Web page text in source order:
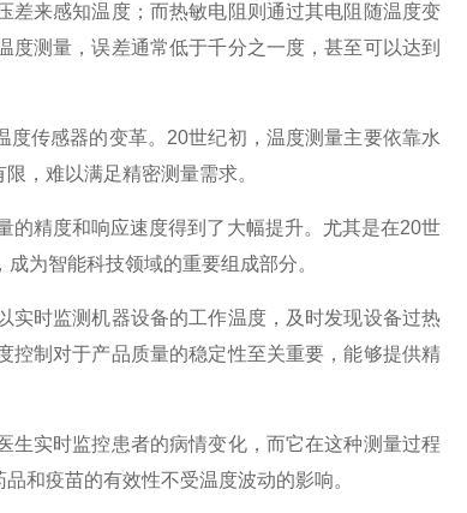
差来感知温度；而热敏电阻则通过其电阻随温度变
测量，误差通常低于千分之一度，甚至可以达到
传感器的变革。20世纪初，温度测量主要依靠水
，难以满足精密测量需求。
精度和响应速度得到了大幅提升。尤其是在20世
为智能科技领域的重要组成部分。
时监测机器设备的工作温度，及时发现设备过热
控制对于产品质量的稳定性至关重要，能够提供精
实时监控患者的病情变化，而它在这种测量过程
和疫苗的有效性不受温度波动的影响。